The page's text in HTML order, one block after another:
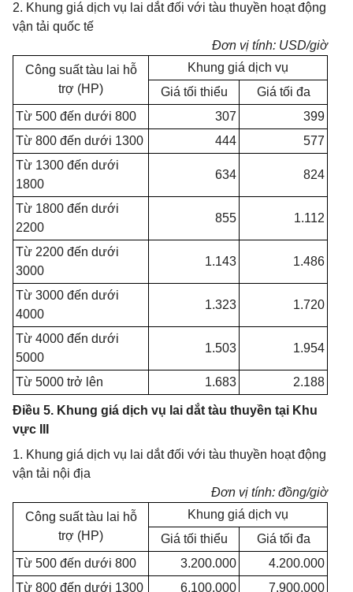
2. Khung giá dịch vụ lai dắt đối với tàu thuyền hoạt động
vận tải quốc tế
Đơn vị tính: USD/giờ
Công suất tàu lai hỗ
trợ (HP)
Khung giá dịch vụ
Giá tối thiểu
Giá tối đa
Từ 500 đến dưới 800
307
399
Từ 800 đến dưới 1300
444
577
Từ 1300 đến dưới
1800
634 824
Từ 1800 đến dưới
2200
855 1.112
Từ 2200 đến dưới
3000
1.143 1.486
Từ 3000 đến dưới
4000
1.323 1.720
Từ 4000 đến dưới
5000
1.503 1.954
Từ 5000 trở lên 1.683 2.188
Điều 5. Khung giá dịch vụ lai dắt tàu thuyền tại Khu
vực III
1. Khung giá dịch vụ lai dắt đối với tàu thuyền hoạt động
vận tải nội địa
Đơn vị tính: đồng/giờ
Công suất tàu lai hỗ
trợ (HP)
Khung giá dịch vụ
Giá tối thiểu
Giá tối đa
Từ 500 đến dưới 800
3.200.000
4.200.000
Từ 800 đến dưới 1300
6.100.000 7.900.000